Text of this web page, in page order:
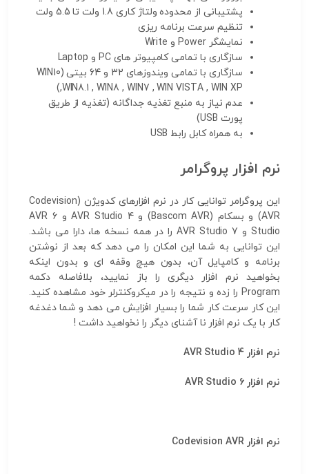
پشتیبانی از محدوده ولتاژ کاری 1.8 ولت تا 5.5 ولت
تنظیم سرعت برنامه ریزی
نمایشگر Power و Write
سازگاری با تمامی کامپیوتر های PC و Laptop
سازگاری با تمامی ویندوزهای 32 و 64 بیتی (WIN10
,WIN8.1 , WIN8 , WIN7 , WIN VISTA , WIN XP)
عدم نیاز به منبع تغذیه جداگانه (تغذیه از طریق
پورت USB)
به همراه کابل رابط USB
نرم افزار پروگرامر
این پروگرامر توانایی کار در نرم افزارهای کدویژن (Codevision
AVR) و بسکام (Bascom AVR) و 4 AVR Studio و 6 AVR
Studio و 7 AVR Studio را در همه نسخه ها، دارا می باشد.
این توانایی به شما این امکان را می دهد که بعد از نوشتن
برنامه و کامپایل آن، بدون هیچ وقفه ای و بدون اینکه
بخواهید نرم افزار دیگری را باز نمایید، بلافاصله دکمه
Program را زده و نتیجه را در میکروکنترلر خود مشاهده کنید.
این کار سرعت کار شما را بسیار افزایش می دهد و شما دغدغه
کار با یک نرم افزار نا آشنای دیگر را نخواهید داشت !
نرم افزار 4 AVR Studio
نرم افزار 6 AVR Studio
نرم افزار Codevision AVR